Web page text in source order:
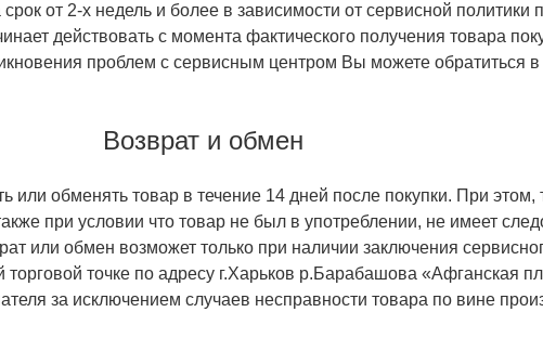
от 2-х недель и более в зависимости от сервисной политики
действовать с момента фактического получения товара
проблем с сервисным центром Вы можете обратиться в
Возврат и обмен
или обменять товар в течение 14 дней после покупки. При
при условии что товар не был в употреблении, не имеет
или обмен возможет только при наличии заключения
точке по адресу г.Харьков р.Барабашова «Афганская
за исключением случаев несправности товара по вине